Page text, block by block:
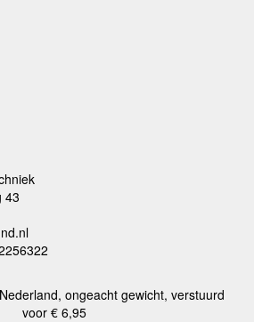
43
ongeacht gewicht, verstuurd
voor € 6,95